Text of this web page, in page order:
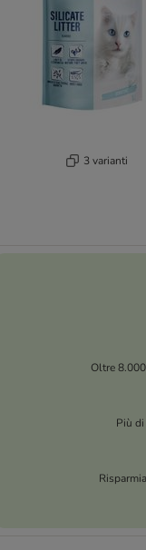
3 varianti
Oltre
Più